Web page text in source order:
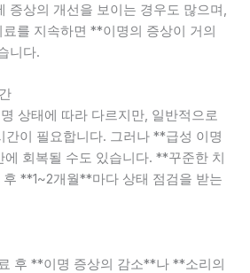
증상의 개선을 보이는 경우도 많으며,
를 지속하면 **이명의 증상이 거의
니다.
상태에 따라 다르지만, 일반적으로
이 필요합니다. 그러나 **급성 이명
회복될 수도 있습니다. **꾸준한 치
**1~2개월**마다 상태 점검을 받는
후 **이명 증상의 감소**나 **소리의